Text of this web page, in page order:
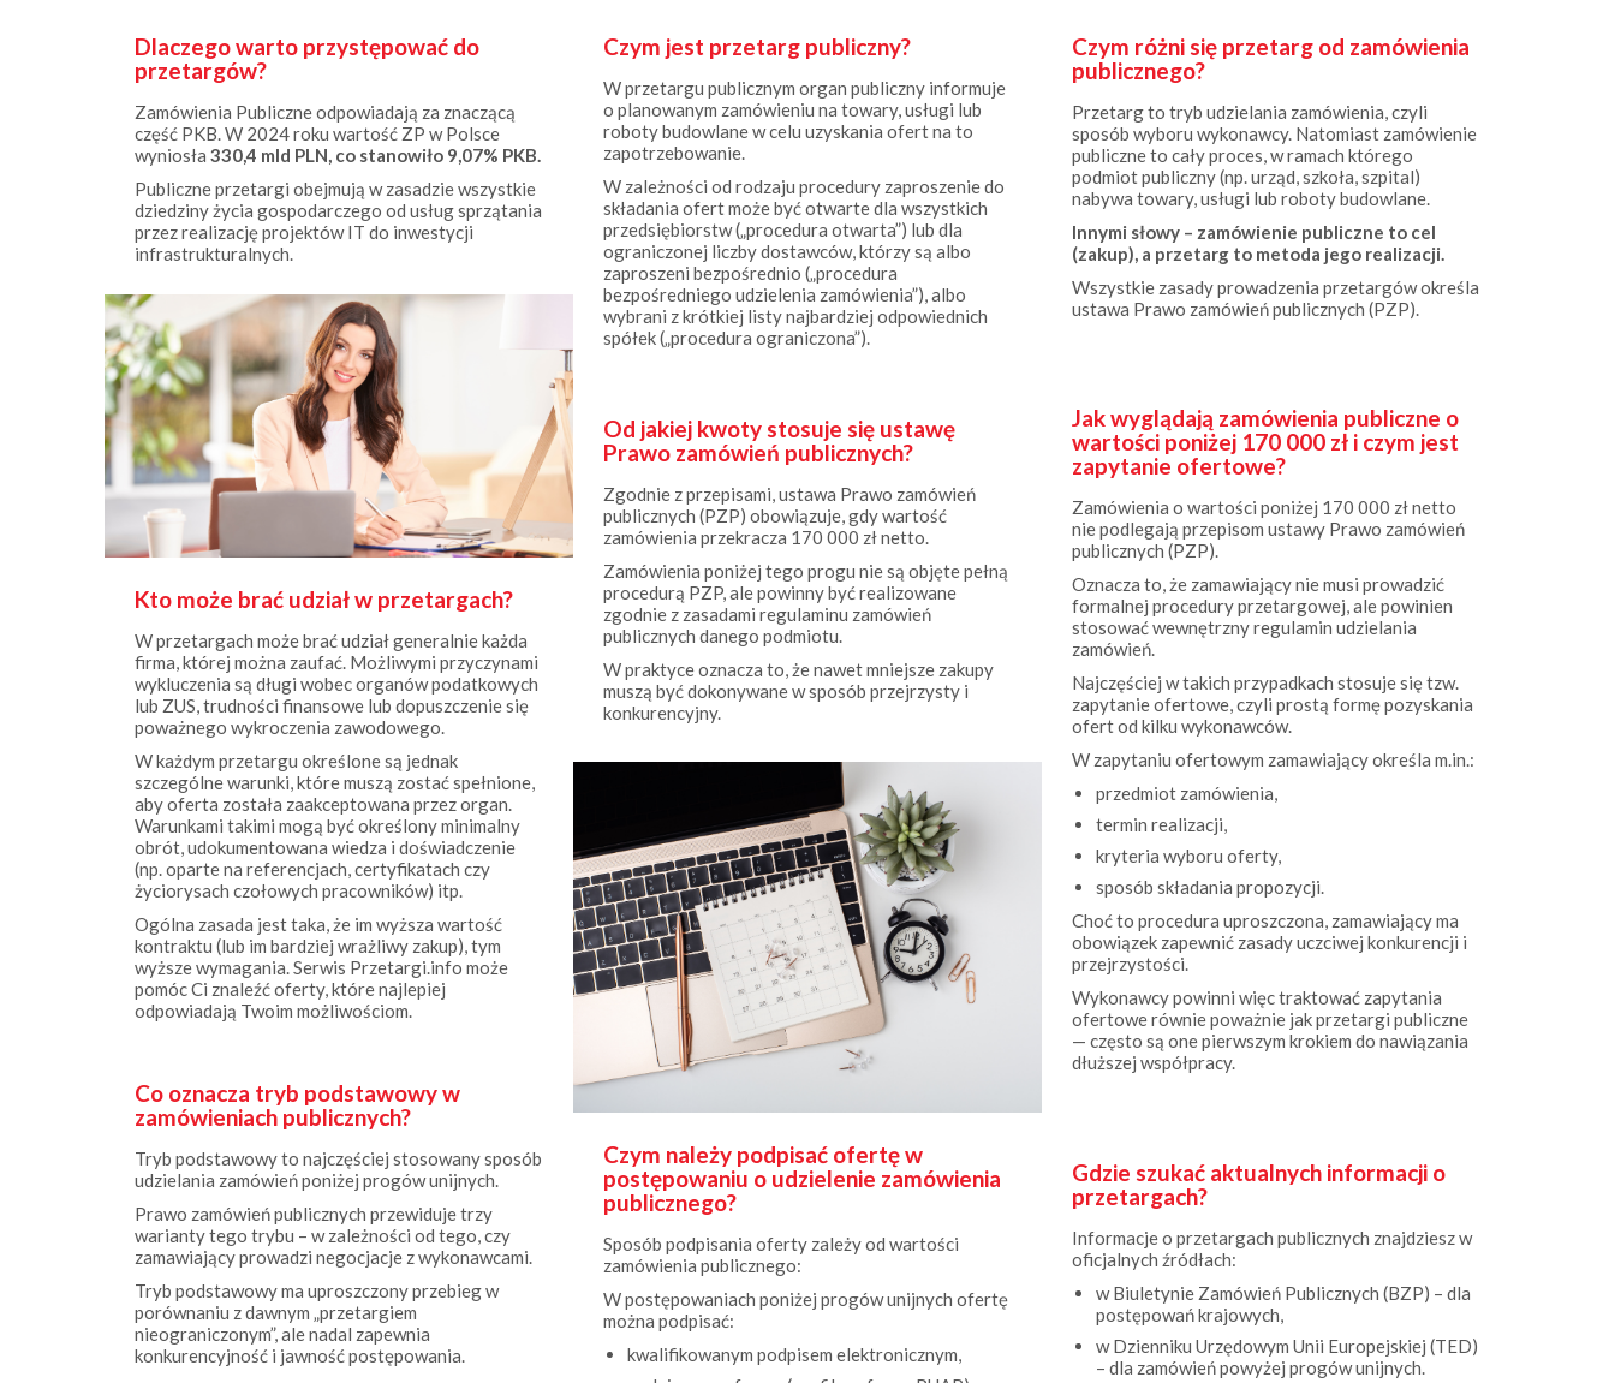
przetargów?
Zamówienia Publiczne odpowiadają za znaczącą
część PKB. W 2024 roku wartość ZP w Polsce
wyniosła330,4 mld PLN, co stanowiło 9,07% PKB.
Publiczne przetargi obejmują w zasadzie wszystkie
dziedziny życia gospodarczego od usług sprzątania
przez realizację projektów IT do inwestycji
infrastrukturalnych.
W przetargach może brać udział generalnie każda
firma, której można zaufać. Możliwymi przyczynami
wykluczenia są długi wobec organów podatkowych
lub ZUS, trudności finansowe lub dopuszczenie się
poważnego wykroczenia zawodowego.
W każdym przetargu określone są jednak
szczególne warunki, które muszą zostać spełnione,
aby oferta została zaakceptowana przez organ.
Warunkami takimi mogą być określony minimalny
obrót, udokumentowana wiedza i doświadczenie
(np. oparte na referencjach, certyfikatach czy
życiorysach czołowych pracowników) itp.
Ogólna zasada jest taka, że im wyższa wartość
kontraktu (lub im bardziej wrażliwy zakup), tym
wyższe wymagania. Serwis Przetargi.info może
pomóc Ci znaleźć oferty, które najlepiej
odpowiadają Twoim możliwościom.
zamówieniach publicznych?
Tryb podstawowy to najczęściej stosowany sposób
udzielania zamówień poniżej progów unijnych.
Prawo zamówień publicznych przewiduje trzy
warianty tego trybu – w zależności od tego, czy
zamawiający prowadzi negocjacje z wykonawcami.
Tryb podstawowy ma uproszczony przebieg w
porównaniu z dawnym „przetargiem
nieograniczonym”, ale nadal zapewnia
konkurencyjność i jawność postępowania.
W przetargu publicznym organ publiczny informuje
o planowanym zamówieniu na towary, usługi lub
roboty budowlane w celu uzyskania ofert na to
zapotrzebowanie.
W zależności od rodzaju procedury zaproszenie do
składania ofert może być otwarte dla wszystkich
przedsiębiorstw („procedura otwarta”) lub dla
ograniczonej liczby dostawców, którzy są albo
zaproszeni bezpośrednio („procedura
bezpośredniego udzielenia zamówienia”), albo
wybrani z krótkiej listy najbardziej odpowiednich
spółek („procedura ograniczona”).
Prawo zamówień publicznych?
Zgodnie z przepisami, ustawa Prawo zamówień
publicznych (PZP) obowiązuje, gdy wartość
zamówienia przekracza 170 000 zł netto.
Zamówienia poniżej tego progu nie są objęte pełną
procedurą PZP, ale powinny być realizowane
zgodnie z zasadami regulaminu zamówień
publicznych danego podmiotu.
W praktyce oznacza to, że nawet mniejsze zakupy
muszą być dokonywane w sposób przejrzysty i
konkurencyjny.
postępowaniu o udzielenie zamówienia
publicznego?
Sposób podpisania oferty zależy od wartości
zamówienia publicznego:
W postępowaniach poniżej progów unijnych ofertę
można podpisać:
kwalifikowanym podpisem elektronicznym,
podpisem zaufanym (profil zaufany ePUAP),
publicznego?
Przetarg to tryb udzielania zamówienia, czyli
sposób wyboru wykonawcy. Natomiast zamówienie
publiczne to cały proces, w ramach którego
podmiot publiczny (np. urząd, szkoła, szpital)
nabywa towary, usługi lub roboty budowlane.
Innymi słowy – zamówienie publiczne to cel
(zakup), a przetarg to metoda jego realizacji.
Wszystkie zasady prowadzenia przetargów określa
ustawa Prawo zamówień publicznych (PZP).
wartości poniżej 170 000 zł i czym jest
zapytanie ofertowe?
Zamówienia o wartości poniżej 170 000 zł netto
nie podlegają przepisom ustawy Prawo zamówień
publicznych (PZP).
Oznacza to, że zamawiający nie musi prowadzić
formalnej procedury przetargowej, ale powinien
stosować wewnętrzny regulamin udzielania
zamówień.
Najczęściej w takich przypadkach stosuje się tzw.
zapytanie ofertowe, czyli prostą formę pozyskania
ofert od kilku wykonawców.
W zapytaniu ofertowym zamawiający określa m.in.:
przedmiot zamówienia,
termin realizacji,
kryteria wyboru oferty,
sposób składania propozycji.
Choć to procedura uproszczona, zamawiający ma
obowiązek zapewnić zasady uczciwej konkurencji i
przejrzystości.
Wykonawcy powinni więc traktować zapytania
ofertowe równie poważnie jak przetargi publiczne
— często są one pierwszym krokiem do nawiązania
dłuższej współpracy.
przetargach?
Informacje o przetargach publicznych znajdziesz w
oficjalnych źródłach:
w Biuletynie Zamówień Publicznych (BZP) – dla
postępowań krajowych,
w Dzienniku Urzędowym Unii Europejskiej (TED)
– dla zamówień powyżej progów unijnych.
Zamówienia o wartości poniżej 170 000 zł, a także